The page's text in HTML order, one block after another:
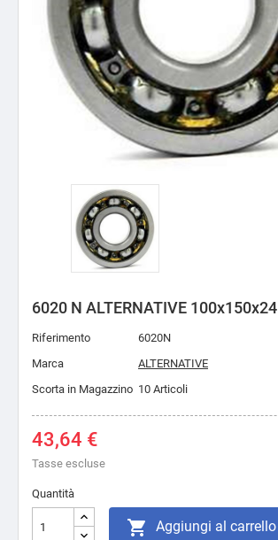
6020 N ALTERNATIVE 100x150x24
Riferimento
6020N
Marca
ALTERNATIVE
Scorta in Magazzino 10 Articoli
43,64 €
Tasse escluse
Quantità
 Aggiungi al carrello